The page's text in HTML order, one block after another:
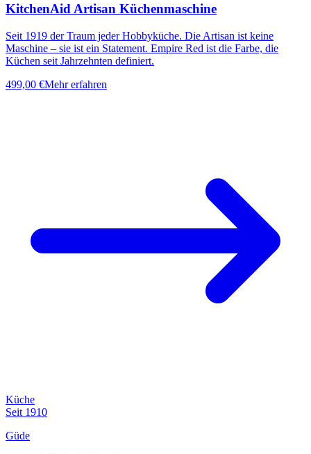
KitchenAid Artisan Küchenmaschine
Seit 1919 der Traum jeder Hobbyküche. Die Artisan ist keine
Maschine – sie ist ein Statement. Empire Red ist die Farbe, die
Küchen seit Jahrzehnten definiert.
499,00 €Mehr erfahren
Küche
Seit 1910
Güde